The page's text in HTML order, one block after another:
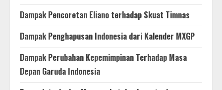
Dampak Pencoretan Eliano terhadap Skuat Timnas
Dampak Penghapusan Indonesia dari Kalender MXGP
Dampak Perubahan Kepemimpinan Terhadap Masa
Depan Garuda Indonesia